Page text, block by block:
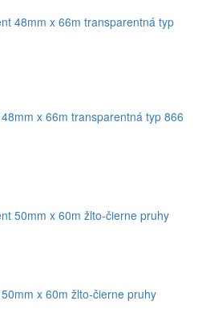
x 66m transparentná typ 866
x 60m žlto-čierne pruhy